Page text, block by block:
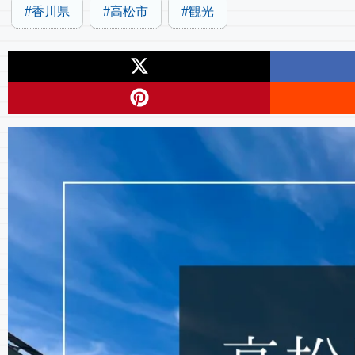
香川県 高松市 観光